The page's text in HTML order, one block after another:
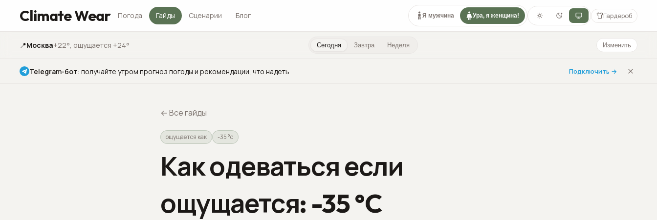
Climate Wear Погода Гайды Сценарии Блог Я мужчина Ура, я женщина! Гардероб
📍Москва+22°, ощущается +24° Сегодня Завтра Неделя Изменить
Telegram-бот: получайте утром прогноз погоды и рекомендации, что надеть Подключить →
←Все гайды
ощущается как -35 °c
Как одеваться если
ощущается: -35 °C